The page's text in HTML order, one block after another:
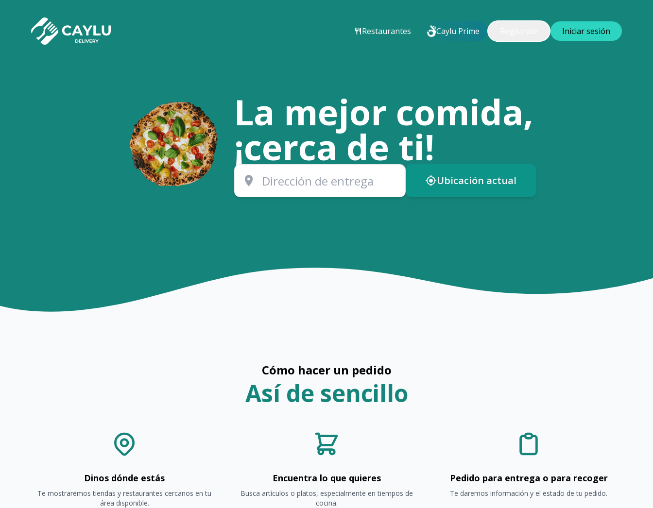
Restaurantes Caylu Prime Iniciar sesión
La mejor comida,
¡cerca de ti!
Ubicación actual
Cómo hacer un pedido
Así de sencillo
Dinos dónde estás
Te mostraremos tiendas y restaurantes cercanos en tu
área disponible.
Encuentra lo que quieres
Busca artículos o platos, especialmente en tiempos de
cocina.
Pedido para entrega o para recoger
Te daremos información y el estado de tu pedido.